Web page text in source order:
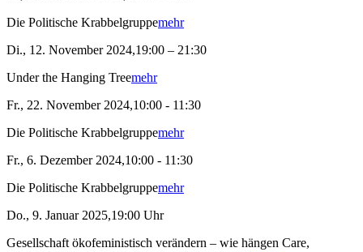
Die Politische Krabbelgruppemehr
Di., 12. November 2024,19:00 – 21:30
Under the Hanging Treemehr
Fr., 22. November 2024,10:00 - 11:30
Die Politische Krabbelgruppemehr
Fr., 6. Dezember 2024,10:00 - 11:30
Die Politische Krabbelgruppemehr
Do., 9. Januar 2025,19:00 Uhr
Gesellschaft ökofeministisch verändern – wie hängen Care,